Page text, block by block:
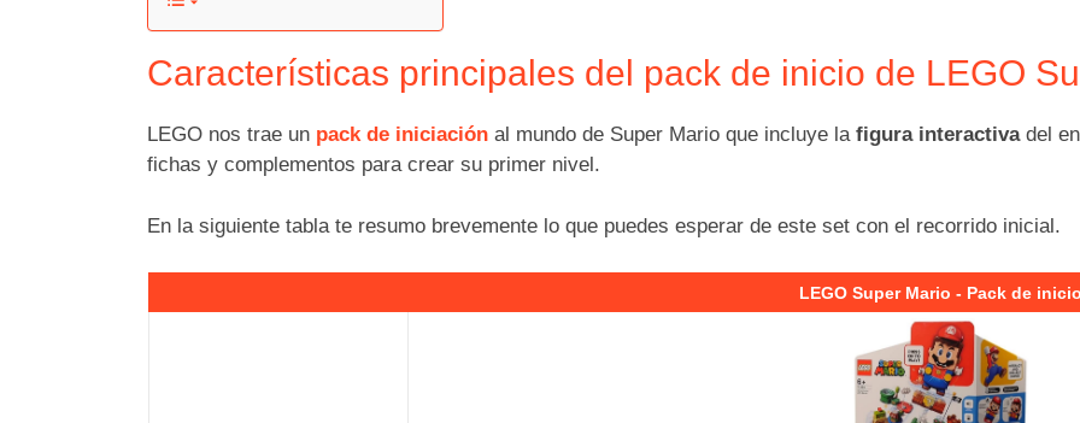
Características principales del pack de inicio de LEGO
LEGO nos trae un pack de iniciación al mundo de Super Mario que incluye la figura interactivadel
fichas y complementos para crear su primer nivel.
En la siguiente tabla te resumo brevemente lo que puedes esperar de este set con el recorrido inicial.
LEGO Super Mario - Pack de